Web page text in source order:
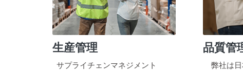
生産管理
サプライチェンマネジメント
品質管
弊社は日